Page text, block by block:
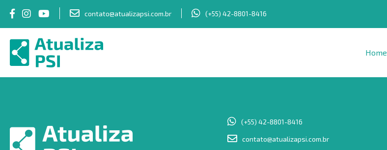
contato@atualizapsi.com.br (+55) 42-8801-8416
Home
(+55) 42-8801-8416
contato@atualizapsi.com.br